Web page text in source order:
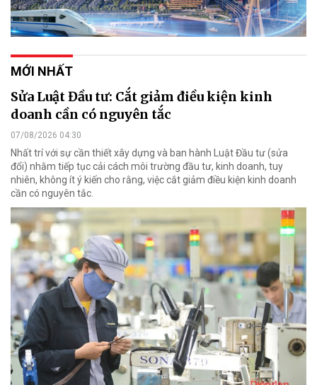
MỚI NHẤT
Sửa Luật Đầu tư: Cắt giảm điều kiện kinh
doanh cần có nguyên tắc
07/08/2026 04:30
Nhất trí với sự cần thiết xây dựng và ban hành Luật Đầu tư (sửa
đổi) nhằm tiếp tục cải cách môi trường đầu tư, kinh doanh, tuy
nhiên, không ít ý kiến cho rằng, việc cắt giảm điều kiện kinh doanh
cần có nguyên tắc.